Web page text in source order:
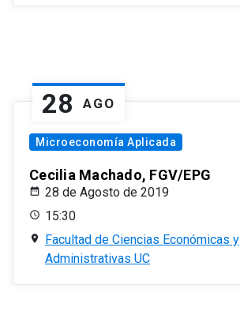
28 AGO
Microeconomía Aplicada
Cecilia Machado, FGV/EPG
28 de Agosto de 2019
15:30
Facultad de Ciencias Económicas y
Administrativas UC